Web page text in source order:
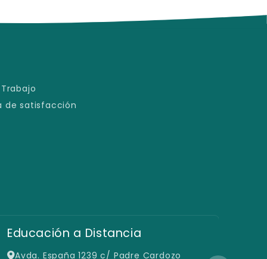
de satisfacción
Educación a Distancia
Avda. España 1239 c/ Padre Cardozo